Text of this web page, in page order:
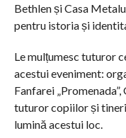
Bethlen și Casa
pentru istoria și
Le mulțumesc tuturor
acestui eveniment:
Fanfarei
tuturor copiilor și
lumină acestui loc.